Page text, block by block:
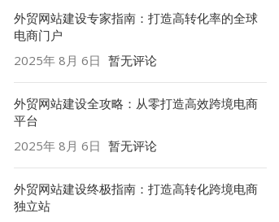
外贸网站建设专家指南：打造高转化率的全球
电商门户
2025年 8月 6日 暂无评论
外贸网站建设全攻略：从零打造高效跨境电商
平台
2025年 8月 6日 暂无评论
外贸网站建设终极指南：打造高转化跨境电商
独立站